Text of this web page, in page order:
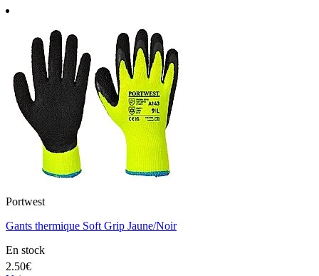
Portwest
Gants thermique Soft Grip Jaune/Noir
En stock
2.50€